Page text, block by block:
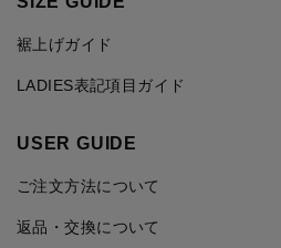
裾上げガイド
LADIES表記項目ガイド
USER GUIDE
ご注文方法について
返品・交換について